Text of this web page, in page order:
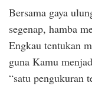
Bersama gaya
segenap, hamba
Engkau tentukan
guna Kamu
“satu pengukuran